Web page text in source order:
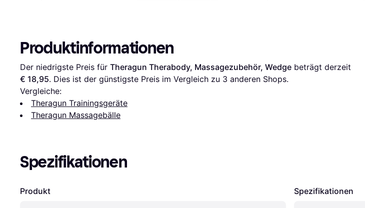
Produktinformationen
Der niedrigste Preis für Theragun Therabody, Massagezubehör, Wedge
€ 18,95. Dies ist der günstigste Preis im Vergleich zu 3 anderen Shops.
Vergleiche:
Theragun Trainingsgeräte
Theragun Massagebälle
Spezifikationen
Produkt Spezifikationen